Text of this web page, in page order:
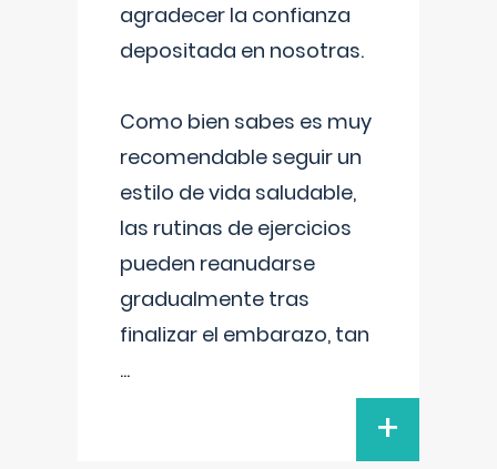
agradecer la confianza
depositada en nosotras.
Como bien sabes es muy
recomendable seguir un
estilo de vida saludable,
las rutinas de ejercicios
pueden reanudarse
gradualmente tras
finalizar el embarazo, tan
...
+